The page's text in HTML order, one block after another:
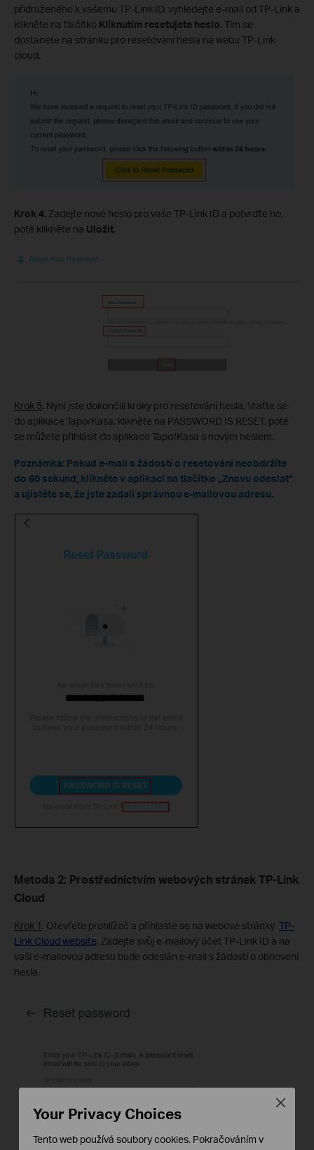
přidruženého k vašemu TP-Link ID, vyhledejte e-mail od TP-Link a
klikněte na tlačítko Kliknutím resetujete heslo. Tím se
dostanete na stránku pro resetování hesla na webu TP-Link
cloud.
Krok 4. Zadejte nové heslo pro vaše TP-Link ID a potvrďte ho,
poté klikněte na Uložit.
Krok 5. Nyní jste dokončili kroky pro resetování hesla. Vraťte se
do aplikace Tapo/Kasa, klikněte na PASSWORD IS RESET, poté
se můžete přihlásit do aplikace Tapo/Kasa s novým heslem.
Poznámka: Pokud e-mail s žádostí o resetování neobdržíte
do 60 sekund, klikněte v aplikaci na tlačítko „Znovu odeslat“
a ujistěte se, že jste zadali správnou e-mailovou adresu.
Metoda 2: Prostřednictvím webových stránek TP-Link
Cloud
Krok 1 . Otevřete prohlížeč a přihlaste se na webové stránky TP-
Link Cloud website. Zadejte svůj e-mailový účet TP-Link ID a na
vaši e-mailovou adresu bude odeslán e-mail s žádostí o obnovení
hesla.
Your Privacy Choices
Tento web používá soubory cookies. Pokračováním v
Close